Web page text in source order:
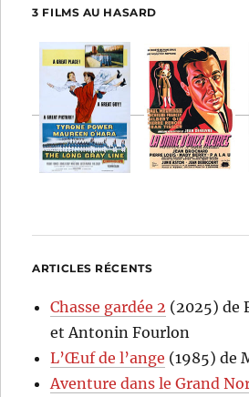
3 FILMS AU HASARD
ARTICLES RÉCENTS
Chasse gardée 2 (2025) de
et Antonin Fourlon
L’Œuf de l’ange (1985) de
Aventure dans le Grand